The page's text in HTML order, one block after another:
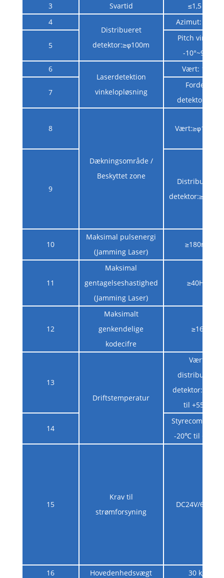
3 Svartid
≤1,5 s
4
Distribueret
detektor:≥φ100m
Azimut: 360°
5
Pitch vinkel:
-10°~90°
6
Laserdetektion
vinkelopløsning
Vært: 15°
7
Fordelt
detektor:15°
8
Dækningsområde /
Beskyttet zone
Vært:≥φ100m
9
Distribueret
10
Maksimal pulsenergi
(Jamming Laser)
≥180mj
11
Maksimal
gentagelseshastighed
(Jamming Laser)
≥40Hz
12
Maksimalt
genkendelige
kodecifre
≥16
13
Driftstemperatur
Vært,
distribueret
detektor: -40℃
til +55℃
14
Styrecomputer:
-20℃ til +55℃
15
Krav til
strømforsyning
DC24V/600W
16 Hovedenhedsvægt 30 kg